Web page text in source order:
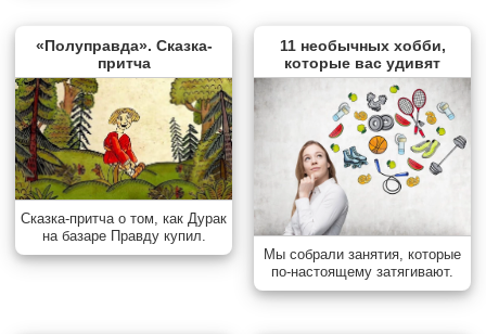
«Полуправда». Сказка-
притча
Сказка-притча о том, как Дурак
на базаре Правду купил.
11 необычных хобби,
которые вас удивят
Мы собрали занятия, которые
по-настоящему затягивают.